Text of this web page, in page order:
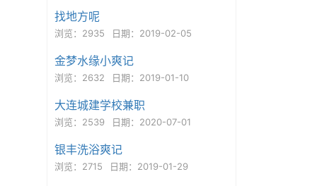
找地方呢
浏览：2935 日期：2019-02-05
金梦水缘小爽记
浏览：2632 日期：2019-01-10
大连城建学校兼职
浏览：2539 日期：2020-07-01
银丰洗浴爽记
浏览：2715 日期：2019-01-29